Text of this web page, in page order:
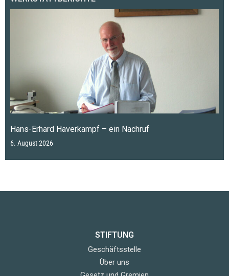
Hans-Erhard Haverkampf – ein Nachruf
6. August 2026
STIFTUNG
Geschäftsstelle
Über uns